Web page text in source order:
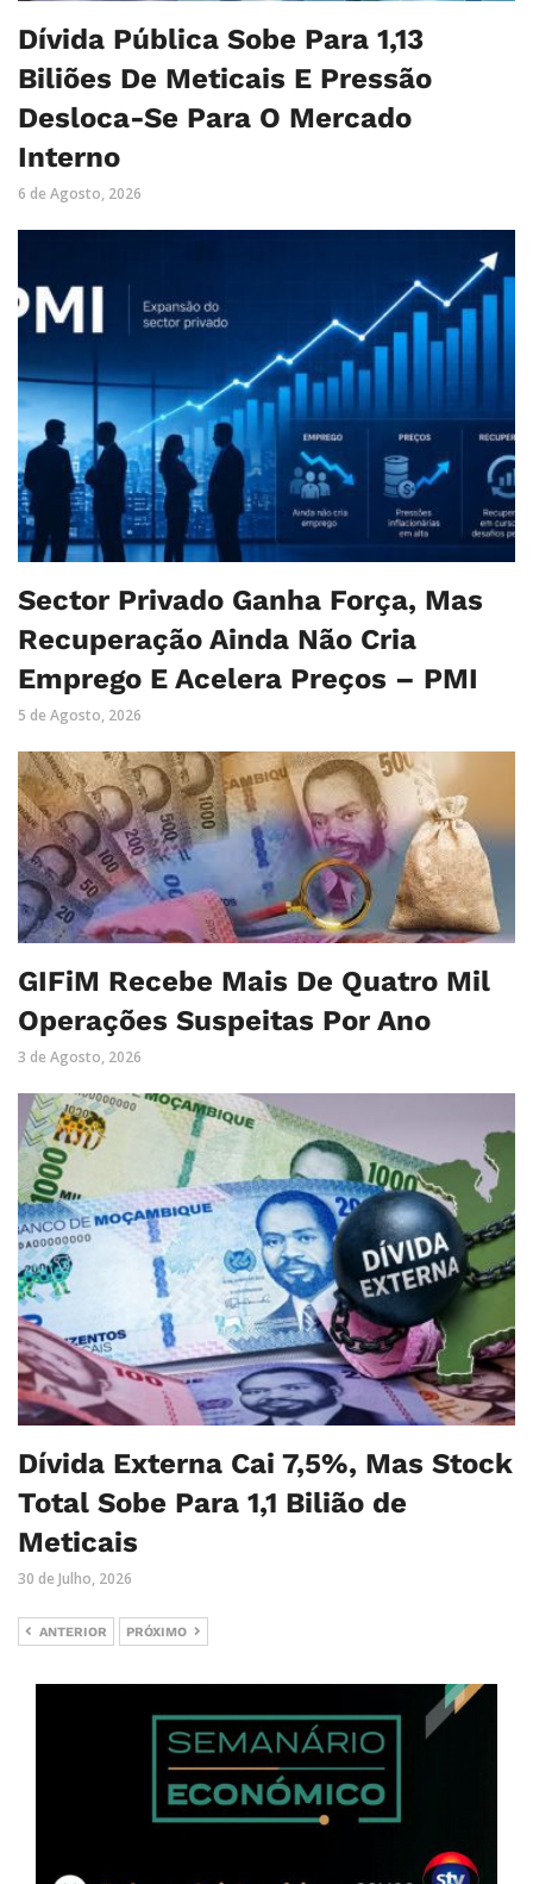
Dívida Pública Sobe Para 1,13
Biliões De Meticais E Pressão
Desloca-Se Para O Mercado
Interno
6 de Agosto, 2026
Sector Privado Ganha Força, Mas
Recuperação Ainda Não Cria
Emprego E Acelera Preços – PMI
5 de Agosto, 2026
GIFiM Recebe Mais De Quatro Mil
Operações Suspeitas Por Ano
3 de Agosto, 2026
Dívida Externa Cai 7,5%, Mas Stock
Total Sobe Para 1,1 Bilião de
Meticais
30 de Julho, 2026
ANTERIOR PRÓXIMO